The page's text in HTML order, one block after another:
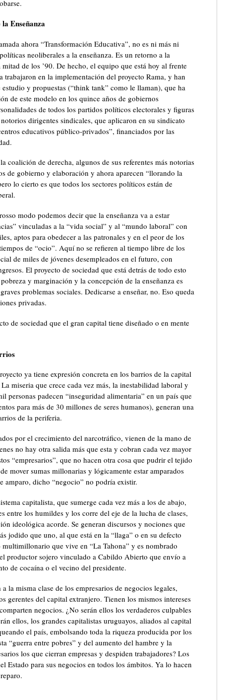
Enseñanza
ahora “Transformación Educativa”, no es ni más ni
neoliberales a la enseñanza. Es un retorno a la
de los ’90. De hecho, el equipo que está hoy al frente
trabajaron en la implementación del proyecto Rama, y han
y propuestas (“think tank” como le llaman), que ha
de este modelo en los quince años de gobiernos
de todos los partidos políticos electorales y figuras
dirigentes sindicales, que aplicaron en su sindicato
educativos público-privados”, financiados por las
coalición de derecha, algunos de sus referentes más notorias
de gobierno y elaboración y ahora aparecen “llorando la
lo cierto es que todos los sectores políticos están de
modo podemos decir que la enseñanza va a estar
vinculadas a la “vida social” y al “mundo laboral” con
aptos para obedecer a las patronales y en el peor de los
de “ocio”. Aquí no se refieren al tiempo libre de los
de miles de jóvenes desempleados en el futuro, con
El proyecto de sociedad que está detrás de todo esto
y marginación y la concepción de la enseñanza es
problemas sociales. Dedicarse a enseñar, no. Eso queda
privadas.
de sociedad que el gran capital tiene diseñado o en mente
ya tiene expresión concreta en los barrios de la capital
miseria que crece cada vez más, la inestabilidad laboral y
personas padecen “inseguridad alimentaria” en un país que
para más de 30 millones de seres humanos), generan una
de la periferia.
por el crecimiento del narcotráfico, vienen de la mano de
no hay otra salida más que esta y cobran cada vez mayor
“empresarios”, que no hacen otra cosa que pudrir el tejido
mover sumas millonarias y lógicamente estar amparados
amparo, dicho “negocio” no podría existir.
capitalista, que sumerge cada vez más a los de abajo,
entre los humildes y los corre del eje de la lucha de clases,
ideológica acorde. Se generan discursos y nociones que
jodido que uno, al que está en la “llaga” o en su defecto
multimillonario que vive en “La Tahona” y es nombrado
productor sojero vinculado a Cabildo Abierto que envío a
de cocaína o el vecino del presidente.
la misma clase de los empresarios de negocios legales,
gerentes del capital extranjero. Tienen los mismos intereses
negocios. ¿No serán ellos los verdaderos culpables
ellos, los grandes capitalistas uruguayos, aliados al capital
el país, embolsando toda la riqueza producida por los
“guerra entre pobres” y del aumento del hambre y la
los que cierran empresas y despiden trabajadores? Los
Estado para sus negocios en todos los ámbitos. Ya lo hacen